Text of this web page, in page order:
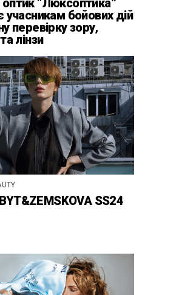
учасникам бойових дій
перевірку зору,
лінзи
SS24